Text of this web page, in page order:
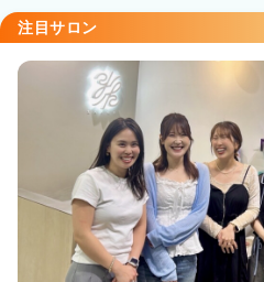
業務委託・フリーランス
詳細条件
注目サロン